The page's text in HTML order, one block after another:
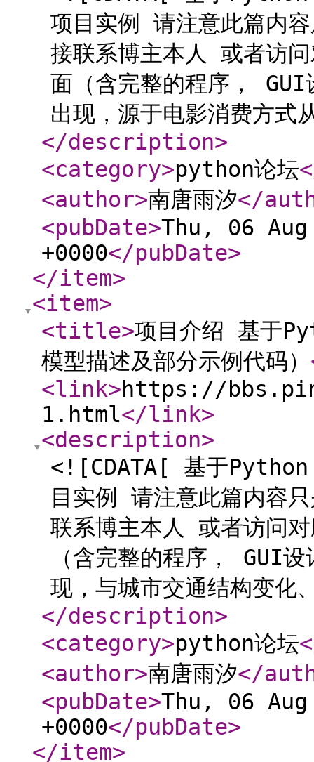
项目实例 请注意此篇内
接联系博主本人 或者访
面（含完整的程序，
出现，源于电影消费方
</description>
<category>python论坛
<author>南唐雨汐</
<pubDate>Thu, 06
+0000</pubDate>
</item>
<item>
<title>项目介绍 基于
模型描述及部分示例代码）
<link>https://
1.html</link>
<description>
<![CDATA[ 基于Python
目实例 请注意此篇内容
联系博主本人 或者访问
（含完整的程序， GUI
现，与城市交通结构变
</description>
<category>python论坛
<author>南唐雨汐</
<pubDate>Thu, 06
+0000</pubDate>
</item>